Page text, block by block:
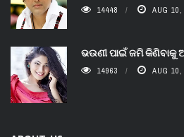
14448 AUG 10,
ଭଉଣୀ ପାଇଁ ଜମି କିଣିବାକୁ
14963 AUG 10,